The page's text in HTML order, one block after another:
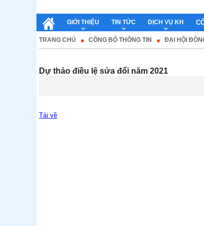
GIỚI THIỆU TIN TỨC DỊCH VỤ KH
TRANG CHỦ CÔNG BỐ THÔNG TIN ĐẠI HỘI
Dự thảo điều lệ sửa đổi năm 2021
Tải về